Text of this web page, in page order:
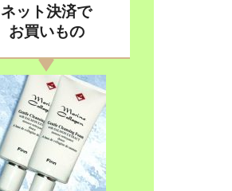
ネット決済で
お買いもの